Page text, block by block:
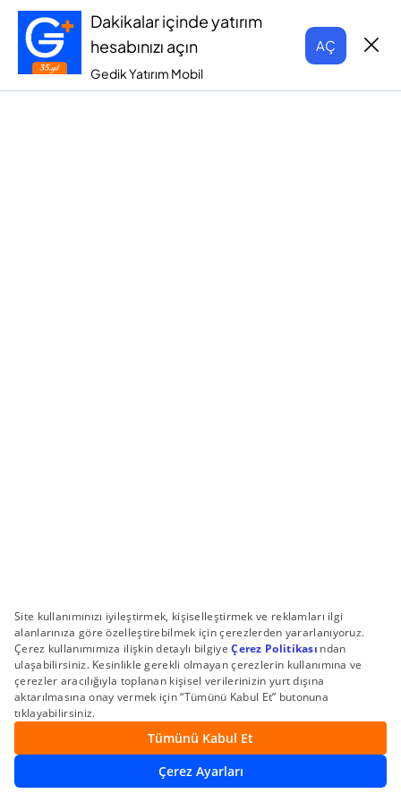
Dakikalar içinde yatırım
hesabınızı açın
Gedik Yatırım Mobil
AÇ